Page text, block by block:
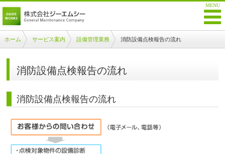
ホーム サービス案内 設備管理業務 消防設備点検報告の流れ
消防設備点検報告の流れ
消防設備点検報告の流れ